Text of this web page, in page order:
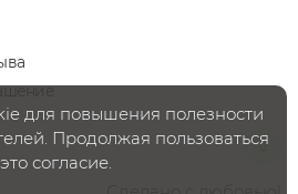
для повышения полезности
Продолжая пользоваться
согласие.